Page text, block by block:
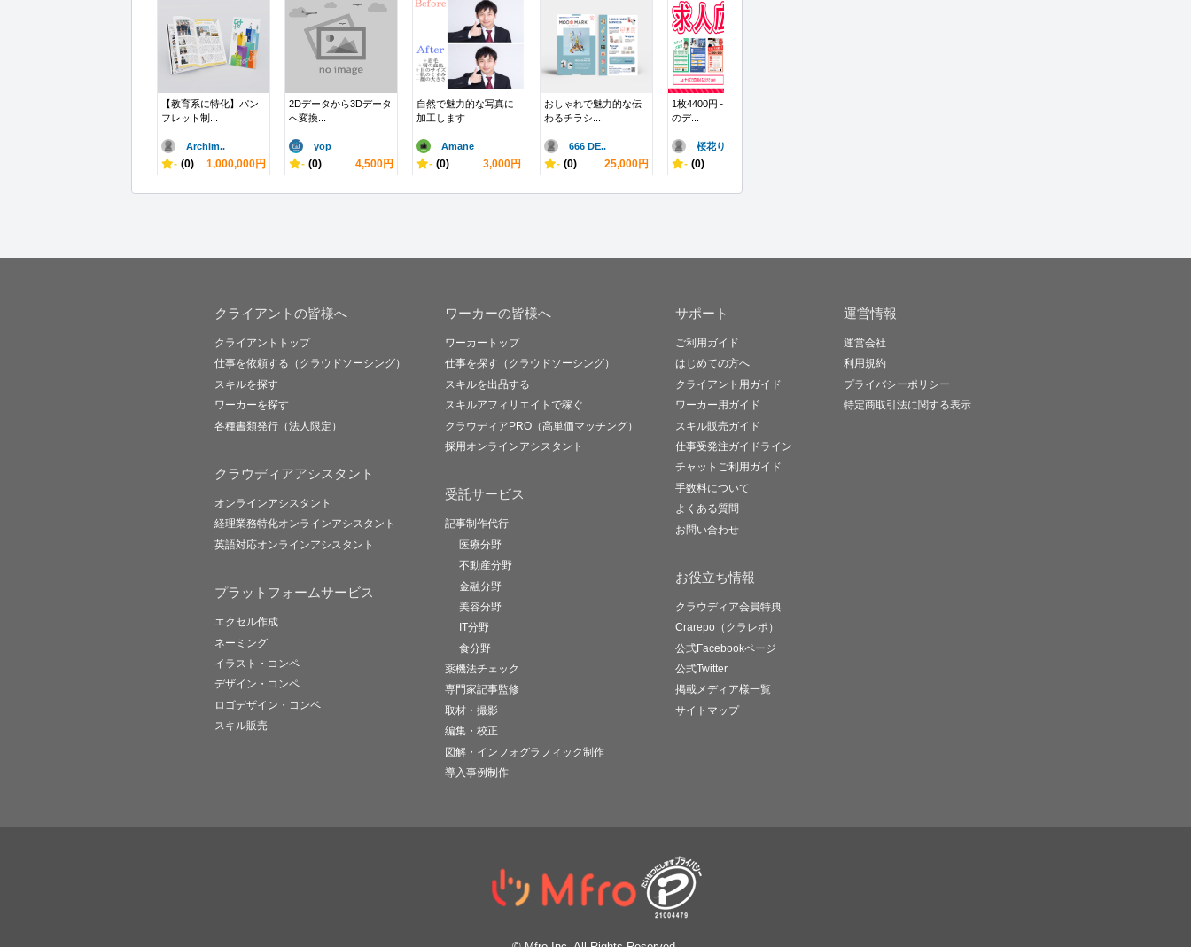
【教育系に特化】パン
フレット制...
Archim..
- (0) 1,000,000円
2Dデータから3Dデータ
へ変換...
yop
- (0) 4,500円
自然で魅力的な写真に
加工します
Amane
- (0) 3,000円
おしゃれで魅力的な伝
わるチラシ...
666 DE..
- (0) 25,000円
1枚4400円～！求人広告
のデ...
桜花りのん
- (0)
クライアントの皆様へ
クライアントトップ
仕事を依頼する（クラウドソーシング）
スキルを探す
ワーカーを探す
各種書類発行（法人限定）
クラウディアアシスタント
オンラインアシスタント
経理業務特化オンラインアシスタント
英語対応オンラインアシスタント
プラットフォームサービス
エクセル作成
ネーミング
イラスト・コンペ
デザイン・コンペ
ロゴデザイン・コンペ
スキル販売
ワーカーの皆様へ
ワーカートップ
仕事を探す（クラウドソーシング）
スキルを出品する
スキルアフィリエイトで稼ぐ
クラウディアPRO（高単価マッチング）
採用オンラインアシスタント
受託サービス
記事制作代行
医療分野
不動産分野
金融分野
美容分野
IT分野
食分野
薬機法チェック
専門家記事監修
取材・撮影
編集・校正
図解・インフォグラフィック制作
導入事例制作
サポート
ご利用ガイド
はじめての方へ
クライアント用ガイド
ワーカー用ガイド
スキル販売ガイド
仕事受発注ガイドライン
チャットご利用ガイド
手数料について
よくある質問
お問い合わせ
お役立ち情報
クラウディア会員特典
Crarepo（クラレポ）
公式Facebookページ
公式Twitter
掲載メディア様一覧
サイトマップ
運営情報
運営会社
利用規約
プライバシーポリシー
特定商取引法に関する表示